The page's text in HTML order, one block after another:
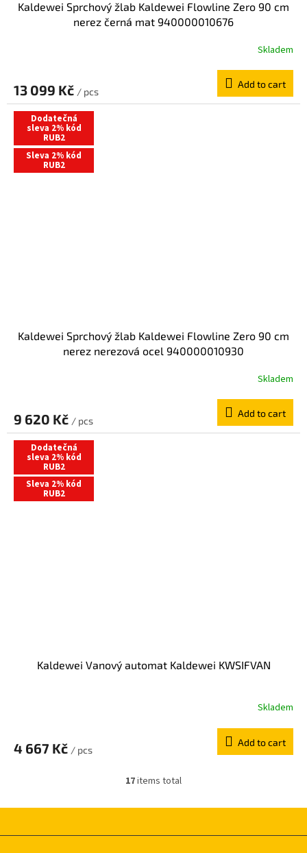
Kaldewei Sprchový žlab Kaldewei Flowline Zero 90 cm
nerez černá mat 940000010676
Skladem
13 099 Kč / pcs
Add to cart
Dodatečná
sleva 2% kód
RUB2
Sleva 2% kód
RUB2
Kaldewei Sprchový žlab Kaldewei Flowline Zero 90 cm
nerez nerezová ocel 940000010930
Skladem
9 620 Kč / pcs
Add to cart
Dodatečná
sleva 2% kód
RUB2
Sleva 2% kód
RUB2
Kaldewei Vanový automat Kaldewei KWSIFVAN
Skladem
4 667 Kč / pcs
Add to cart
L
s
i
17items total